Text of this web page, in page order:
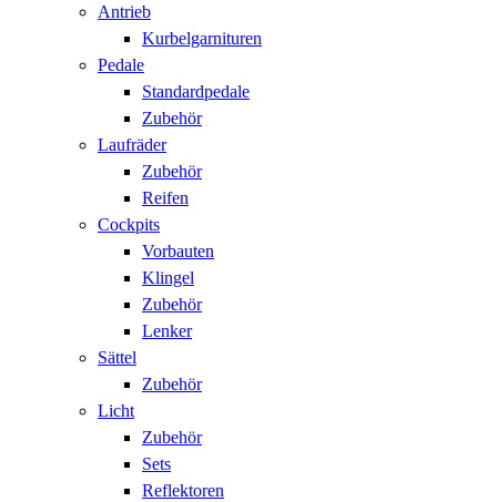
Antrieb
Kurbelgarnituren
Pedale
Standardpedale
Zubehör
Laufräder
Zubehör
Reifen
Cockpits
Vorbauten
Klingel
Zubehör
Lenker
Sättel
Zubehör
Licht
Zubehör
Sets
Reflektoren